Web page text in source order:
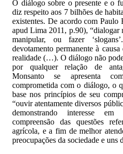
O diálogo sobre o presente e o
diz respeito aos 7 bilhões de
existentes. De acordo com Paulo
apud Lima 2011, p.90), “dialogar
manipular, ou fazer
devotamento permanente à
realidade (…). O diálogo não
por qualquer relação de
Monsanto se apresenta
comprometida com o diálogo, o
base nos princípios de seu
“ouvir atentamente diversos
demonstrando interesse
compreensão das questões
agrícola, e a fim de melhor
preocupações da sociedade e uns